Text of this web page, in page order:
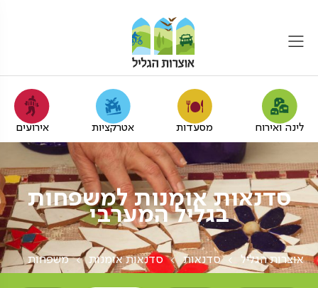
לינה ואירוח מסעדות אטרקציות אירועים
סדנאות אומנות למשפחות
בגליל המערבי
אוצרות הגליל סדנאות סדנאות אומנות משפחות